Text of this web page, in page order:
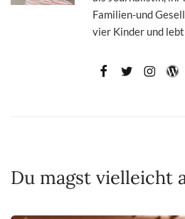
Familien-und
vier Kinder und
Du magst vielleicht